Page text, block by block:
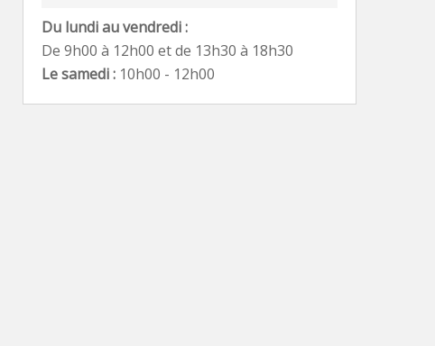
Du lundi au vendredi :
De 9h00 à 12h00 et de 13h30 à 18h30
Le samedi : 10h00 - 12h00